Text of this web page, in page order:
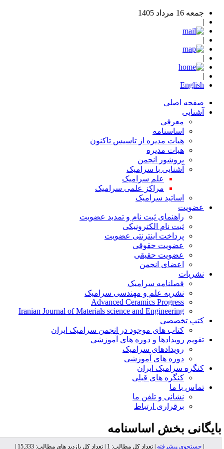
جمعه 16 مرداد 1405
English
صفحه اصلی
آشنایی
معرفی
اساسنامه
هیات مدیره از تاسیس تاکنون
هیات مدیره
بروشور انجمن
آشنایی با سرامیک
علم سرامیک
مراکز علمی سرامیک
اساتید سرامیک
عضویت
راهنمای ثبت نام و تمدید عضویت
ثبت نام الکترونیکی
پرداخت اینترنتی عضویت
عضویت حقوقی
عضویت حقیقی
اعضای انجمن
نشریات
فصلنامه سرامیک
نشریه علم و مهندسی سرامیک
Advanced Ceramics Progress
Iranian Journal of Materials science and Engineering
کتب تخصصی
کتاب های موجود در انجمن سرامیک ایران
تقویم رویدادها و دوره های آموزشی
رویدادهای سرامیک
دوره های آموزشی
کنگره سرامیک ایران
کنگره های قبلی
تماس با ما
نشانی و تلفن ما
برقراری ارتباط
بخشاساسنامه
جستجوی پیشرفته| تعداد کل مطالب: 1 | تعداد کل بازدید های مطالب: 15,333 |